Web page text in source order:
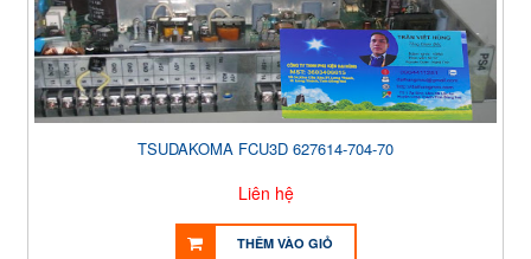
TSUDAKOMA FCU3D 627614-704-70
Liên hệ
THÊM VÀO GIỎ